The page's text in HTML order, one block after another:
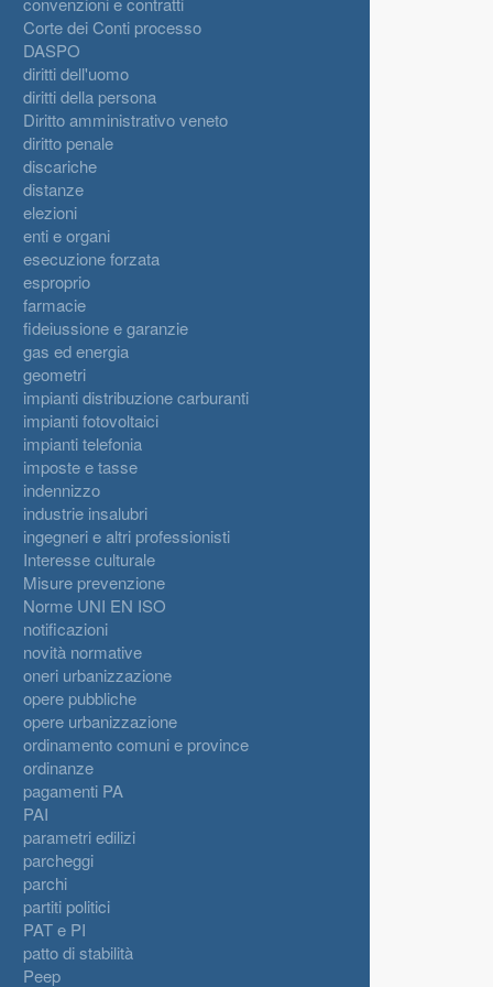
Corte dei Conti processo
DASPO
diritti dell'uomo
diritti della persona
Diritto amministrativo veneto
diritto penale
discariche
distanze
elezioni
enti e organi
esecuzione forzata
esproprio
farmacie
fideiussione e garanzie
gas ed energia
geometri
impianti distribuzione carburanti
impianti fotovoltaici
impianti telefonia
imposte e tasse
indennizzo
industrie insalubri
ingegneri e altri professionisti
Interesse culturale
Misure prevenzione
Norme UNI EN ISO
notificazioni
novità normative
oneri urbanizzazione
opere pubbliche
opere urbanizzazione
ordinamento comuni e province
ordinanze
pagamenti PA
PAI
parametri edilizi
parcheggi
parchi
partiti politici
PAT e PI
patto di stabilità
Peep